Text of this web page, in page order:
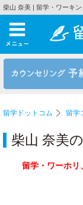
柴山 奈美 | 留学・ワーキ
メニュー
留学ドットコム 留学
柴山 奈美
留学・ワーホ